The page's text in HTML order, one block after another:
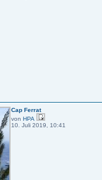
Cap Ferrat
von HPA
10. Juli 2019, 10:41